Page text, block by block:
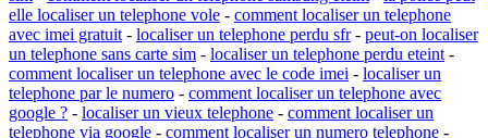
elle localiser un telephone vole - comment localiser un telephone
avec imei gratuit - localiser un telephone perdu sfr- peut-on localiser
un telephone sans carte sim - localiser un telephone perdu eteint -
comment localiser un telephone avec le code imei - localiser un
telephone par le numero - comment localiser un telephone avec
google ? - localiser un vieux telephone - comment localiser un
telephone via google - comment localiser un numero telephone -